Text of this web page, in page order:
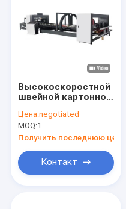
Высокоскоростной
швейной картонной
машина из
нержавеющей
стали
Цена:negotiated
MOQ:1
Получить последнюю цену
Контакт